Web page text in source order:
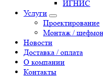
ИГНИС
Услуги
Проектирование
Монтаж /
Новости
Доставка / оплата
О компании
Контакты